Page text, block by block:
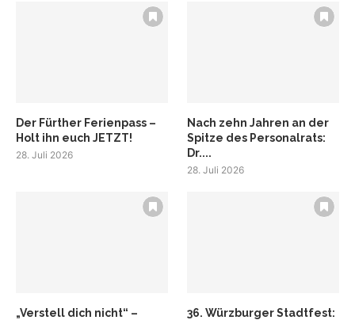
Der Fürther Ferienpass –
Holt ihn euch JETZT!
28. Juli 2026
Nach zehn Jahren an der
Spitze des Personalrats:
Dr....
28. Juli 2026
„Verstell dich nicht“ –
36. Würzburger Stadtfest: